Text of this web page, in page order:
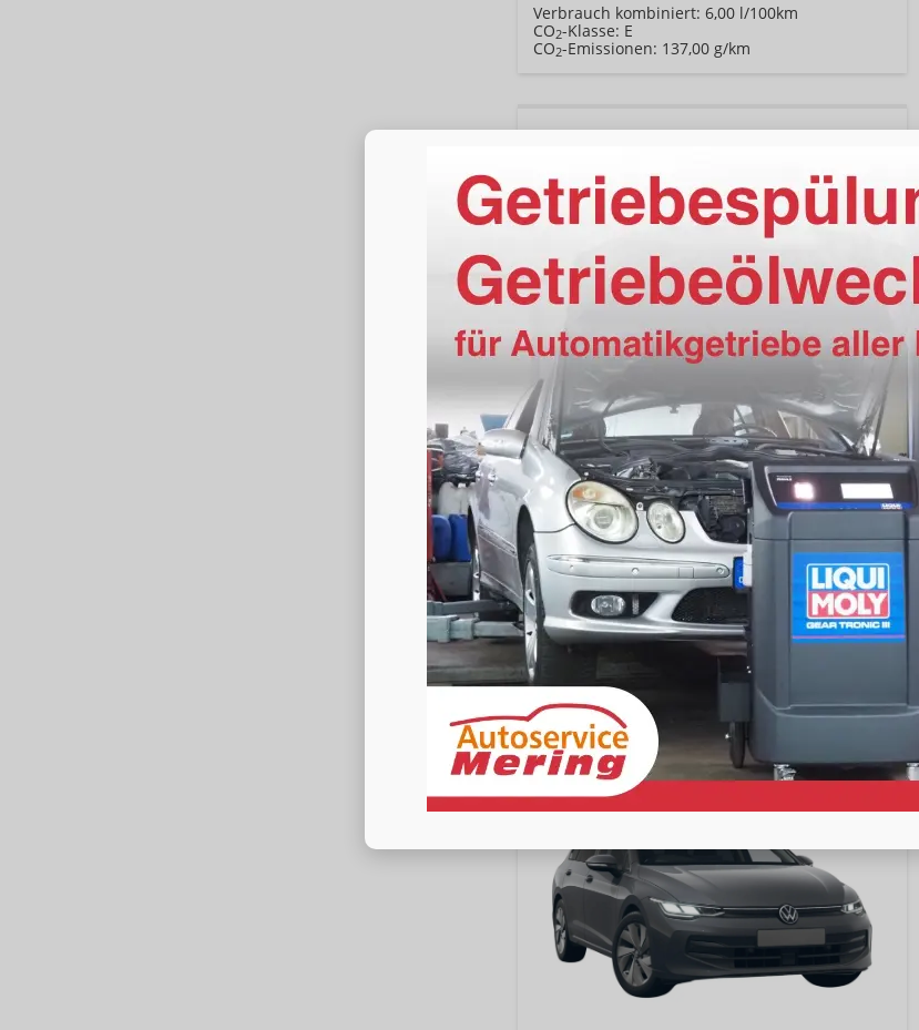
Verbrauch kombiniert: 6,00 l/100km
CO2-Klasse: E
CO2-Emissionen: 137,00 g/km
Volkswagen Golf Variant
Life 115PS AHK+Kessy+Kamera+ACC+Sitzheizung+App-Connect+Alu17+Alarm
unverbindliche Lieferzeit:6 Wochen Neuwagen
19448 Getriebe Schalt. 6-Gang
Benzin Außenfarbe
[0E0E] Grenadillschwarz Metallic
Leistung 85 kW (116 PS)
26.990,– €
incl. 19% MwSt.
Wir rufen Sie an
Fahrzeugexposé (PDF)
Fahrzeug parken
Verbrauch kombiniert:6,00 l/100km
CO
CO -Emissionen: 137,00 g/km